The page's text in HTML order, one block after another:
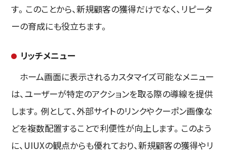
す。このことから、新規顧客の獲得だけでなく、リピータ
ーの育成にも役立ちます。
リッチメニュー
ホーム画面に表示されるカスタマイズ可能なメニュー
は、ユーザーが特定のアクションを取る際の導線を提供
します。例として、外部サイトのリンクやクーポン画像な
どを複数配置することで利便性が向上します。このよう
に、UIUXの観点からも優れており、新規顧客の獲得やリ